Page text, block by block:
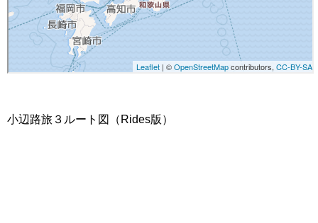
小辺路旅３ルート図（Rides版）